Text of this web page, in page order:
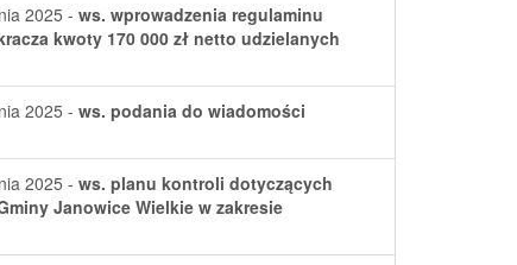
2025 - ws. wprowadzenia regulaminu
kwoty 170 000 zł netto udzielanych
2025 - ws. podania do wiadomości
2025 - ws. planu kontroli dotyczących
Janowice Wielkie w zakresie